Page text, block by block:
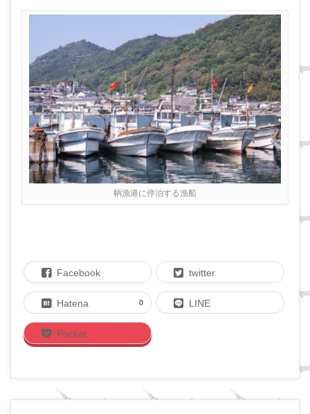
鞆漁港に停泊する漁船
Facebook twitter
Hatena 0 LINE
Pocket